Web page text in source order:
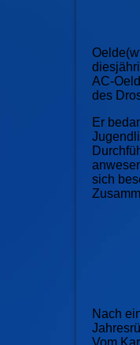
AC-
des
Er
sich
Nach